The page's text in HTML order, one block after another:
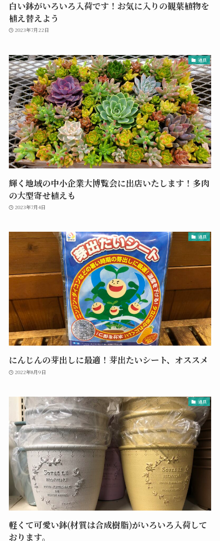
白い鉢がいろいろ入荷です！お気に入りの観葉植物を
植え替えよう
2023年7月22日
道具
輝く地域の中小企業大博覧会に出店いたします！多肉
の大型寄せ植えも
2023年7月4日
道具
にんじんの芽出しに最適！芽出たいシート、オススメ
2022年8月9日
道具
軽くて可愛い鉢(材質は合成樹脂)がいろいろ入荷して
おります。